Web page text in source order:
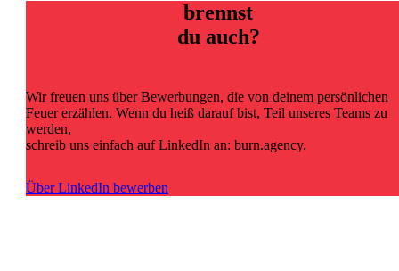
brennst
du auch?
Wir freuen uns über Bewerbungen, die von deinem persönlichen
Feuer erzählen. Wenn du heiß darauf bist, Teil unseres Teams zu
werden,
schreib uns einfach auf LinkedIn an: burn.agency.
Über LinkedIn bewerben